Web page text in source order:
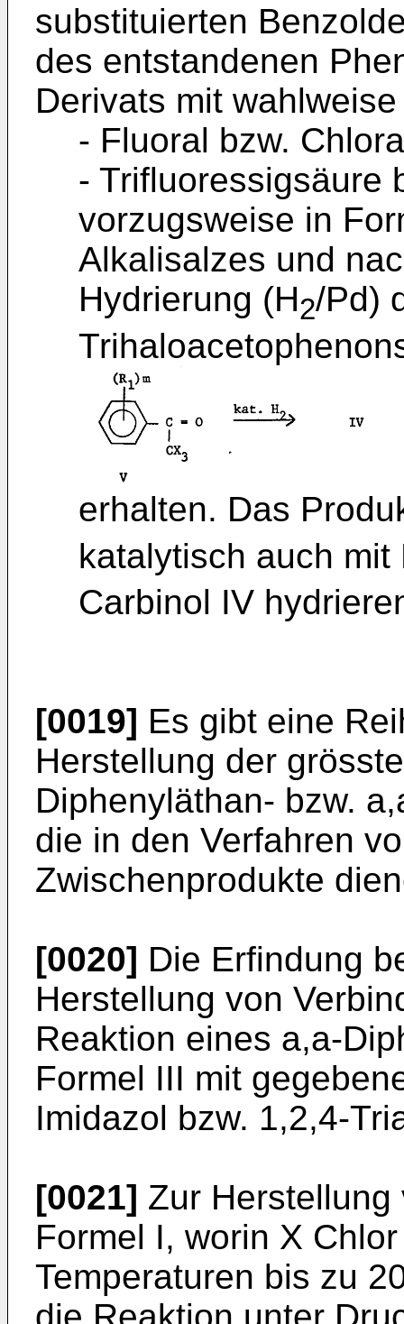
substituierten
des entstandenen
Derivats mit wahlweise
- Fluoral bzw.
- Trifluoressigsäure
vorzugsweise in
Alkalisalzes und
Hydrierung (H2/Pd)
erhalten. Das
katalytisch auch mit
Carbinol IV
[0019] Es gibt eine
Herstellung der
Diphenyläthan- bzw.
die in den Verfahren
Zwischenprodukte
[0020] Die Erfindung
Herstellung von
Reaktion eines a,a-
Formel III mit
Imidazol bzw. 1,2,4-
[0021] Zur
Formel I, worin X
Temperaturen bis zu